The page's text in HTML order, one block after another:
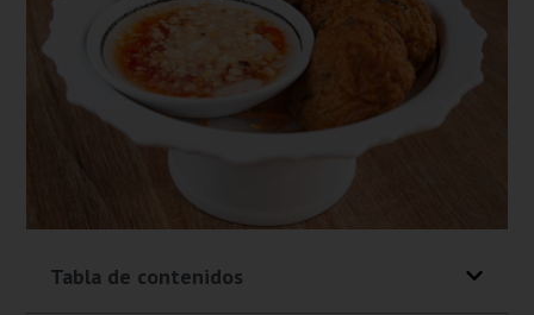
Tabla de contenidos